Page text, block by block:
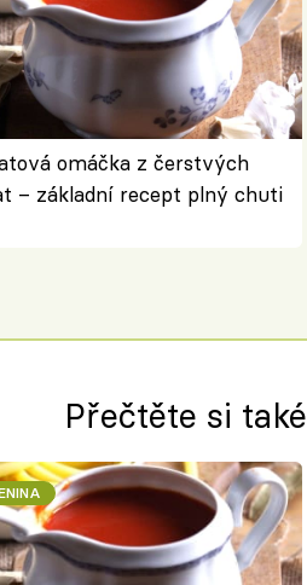
omáčka z čerstvých
– základní recept plný chuti
Přečtěte si také